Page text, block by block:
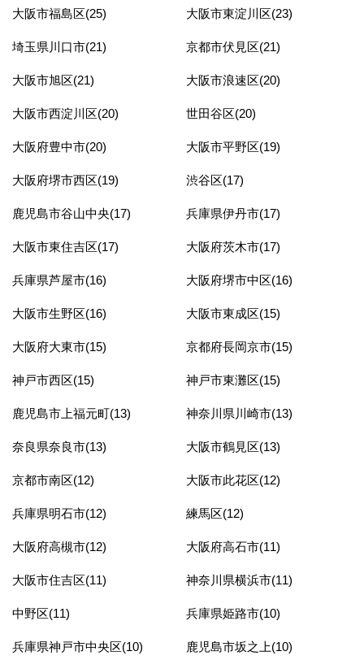
大阪市福島区(25) 大阪市東淀川区(23)
埼玉県川口市(21) 京都市伏見区(21)
大阪市旭区(21) 大阪市浪速区(20)
大阪市西淀川区(20) 世田谷区(20)
大阪府豊中市(20) 大阪市平野区(19)
大阪府堺市西区(19) 渋谷区(17)
鹿児島市谷山中央(17) 兵庫県伊丹市(17)
大阪市東住吉区(17) 大阪府茨木市(17)
兵庫県芦屋市(16) 大阪府堺市中区(16)
大阪市生野区(16) 大阪市東成区(15)
大阪府大東市(15) 京都府長岡京市(15)
神戸市西区(15) 神戸市東灘区(15)
鹿児島市上福元町(13) 神奈川県川崎市(13)
奈良県奈良市(13) 大阪市鶴見区(13)
京都市南区(12) 大阪市此花区(12)
兵庫県明石市(12) 練馬区(12)
大阪府高槻市(12) 大阪府高石市(11)
大阪市住吉区(11) 神奈川県横浜市(11)
中野区(11) 兵庫県姫路市(10)
兵庫県神戸市中央区(10) 鹿児島市坂之上(10)